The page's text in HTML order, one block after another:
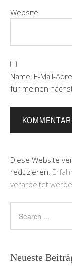
Website
Name, E-Mail-
für meinen
Diese Website
reduzieren.
verarbeitet
Neueste